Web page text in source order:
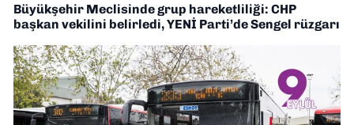
Büyükşehir Meclisinde grup hareketliliği: CHP
başkan vekilini belirledi, YENİ Parti’de Sengel rüzgarı